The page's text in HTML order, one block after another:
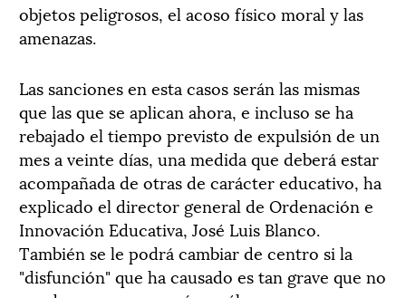
objetos peligrosos, el acoso físico moral y las
amenazas.
Las sanciones en esta casos serán las mismas
que las que se aplican ahora, e incluso se ha
rebajado el tiempo previsto de expulsión de un
mes a veinte días, una medida que deberá estar
acompañada de otras de carácter educativo, ha
explicado el director general de Ordenación e
Innovación Educativa, José Luis Blanco.
También se le podrá cambiar de centro si la
"disfunción" que ha causado es tan grave que no